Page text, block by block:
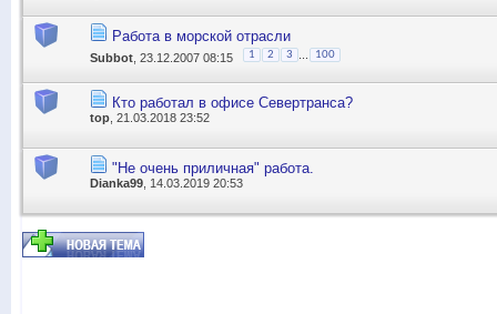
Работа в морской отрасли
Subbot , 23.12.2007 08:15 1 2 3 100
Кто работал в офисе Севертранса?
top , 21.03.2018 23:52
"Не очень приличная" работа.
Dianka99 , 14.03.2019 20:53